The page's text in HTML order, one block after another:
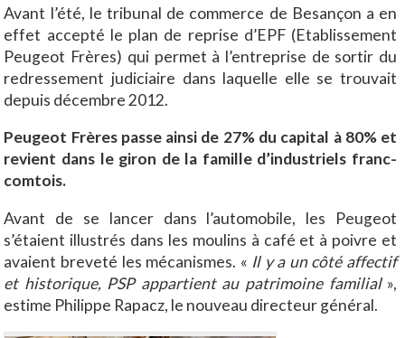
Avant l’été, le tribunal de commerce de Besançon a en
effet accepté le plan de reprise d’EPF (Etablissement
Peugeot Frères) qui permet à l’entreprise de sortir du
redressement judiciaire dans laquelle elle se trouvait
depuis décembre 2012.
Peugeot Frères passe ainsi de 27% du capital à 80% et
revient dans le giron de la famille d’industriels franc-
comtois.
Avant de se lancer dans l’automobile, les Peugeot
s’étaient illustrés dans les moulins à café et à poivre et
avaient breveté les mécanismes. « Il y a un côté affectif
et historique, PSP appartient au patrimoine familial »,
estime Philippe Rapacz, le nouveau directeur général.